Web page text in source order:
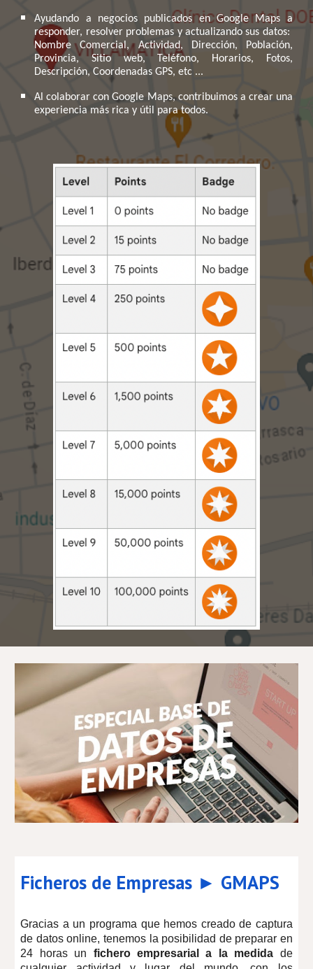
Ayudando a negocios publicados en Google Maps a
responder, resolver problemas y actualizando sus datos:
Nombre Comercial, Actividad, Dirección, Población,
Provincia, Sitio web, Teléfono, Horarios, Fotos,
Descripción, Coordenadas GPS, etc ...
Al colaborar con Google Maps, contribuimos a crear una
experiencia más rica y útil para todos.
Ficheros de Empresas ► GMAPS
Gracias a un programa que hemos creado de captura
de datos online, tenemos la posibilidad de preparar en
24 horas un fichero empresarial a la medida de